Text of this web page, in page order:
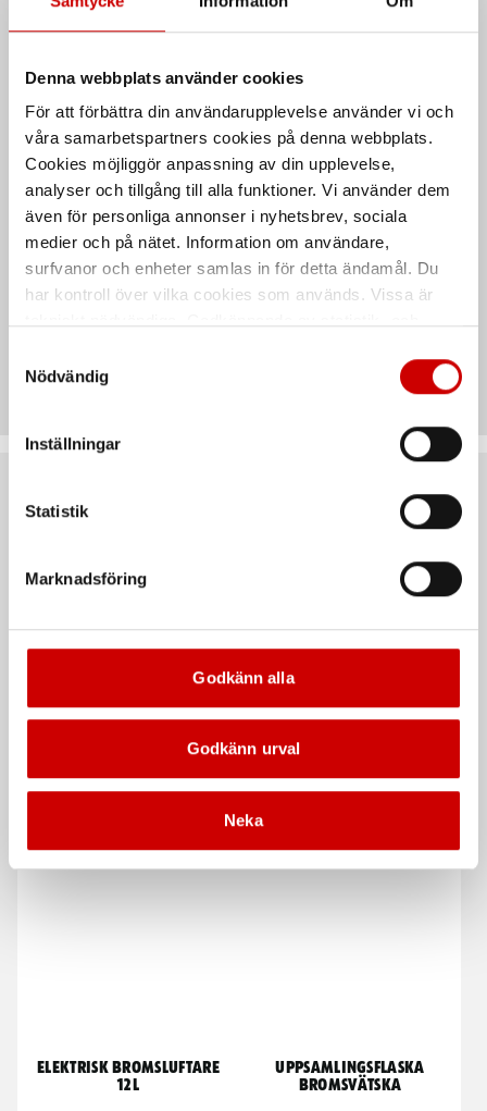
Denna webbplats använder cookies
För att förbättra din användarupplevelse använder vi och
våra samarbetspartners cookies på denna webbplats.
Cookies möjliggör anpassning av din upplevelse,
analyser och tillgång till alla funktioner. Vi använder dem
även för personliga annonser i nyhetsbrev, sociala
medier och på nätet. Information om användare,
surfvanor och enheter samlas in för detta ändamål. Du
har kontroll över vilka cookies som används. Vissa är
länder utanför EU med olika dataskyddsnormer. Genom
att godkänna samtycker du till sådana överföringar. Läs
Nödvändig
Inställningar
Statistik
Marknadsföring
Godkänn alla
Godkänn urval
Neka
Egenskaper
Leveransutförande
Säkerhetsdatablad &
bruksanvisningar
Rekommenderat baserat på vald produkt
Bromsluftare Vacuum
Låg ljudnivå
Elektrisk bromsluftare
Elektrisk Bromsluftare
12L
Uppsamlingsflaska
bromsvätska